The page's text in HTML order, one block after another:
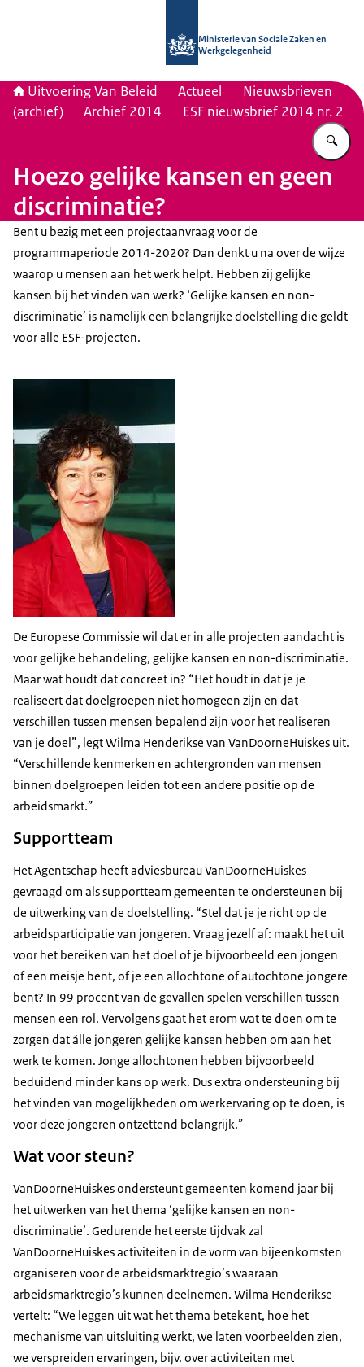
Ministerie van Sociale Zaken en
Werkgelegenheid
Uitvoering Van Beleid Actueel
Nieuwsbrieven
(archief)
Archief 2014 ESF nieuwsbrief 2014 nr. 2
Hoezo gelijke kansen en geen
discriminatie?
Bent u bezig met een projectaanvraag voor de
programmaperiode 2014-2020? Dan denkt u na over de wijze
waarop u mensen aan het werk helpt. Hebben zij gelijke
kansen bij het vinden van werk? ‘Gelijke kansen en non-
discriminatie’ is namelijk een belangrijke doelstelling die geldt
voor alle ESF-projecten.
De Europese Commissie wil dat er in alle projecten aandacht is
voor gelijke behandeling, gelijke kansen en non-discriminatie.
Maar wat houdt dat concreet in? “Het houdt in dat je je
realiseert dat doelgroepen niet homogeen zijn en dat
verschillen tussen mensen bepalend zijn voor het realiseren
van je doel”, legt Wilma Henderikse van VanDoorneHuiskes uit.
“Verschillende kenmerken en achtergronden van mensen
binnen doelgroepen leiden tot een andere positie op de
arbeidsmarkt.”
Supportteam
Het Agentschap heeft adviesbureau VanDoorneHuiskes
gevraagd om als supportteam gemeenten te ondersteunen bij
de uitwerking van de doelstelling. “Stel dat je je richt op de
arbeidsparticipatie van jongeren. Vraag jezelf af: maakt het uit
voor het bereiken van het doel of je bijvoorbeeld een jongen
of een meisje bent, of je een allochtone of autochtone jongere
bent? In 99 procent van de gevallen spelen verschillen tussen
mensen een rol. Vervolgens gaat het erom wat te doen om te
zorgen dat álle jongeren gelijke kansen hebben om aan het
werk te komen. Jonge allochtonen hebben bijvoorbeeld
beduidend minder kans op werk. Dus extra ondersteuning bij
het vinden van mogelijkheden om werkervaring op te doen, is
voor deze jongeren ontzettend belangrijk.”
Wat voor steun?
VanDoorneHuiskes ondersteunt gemeenten komend jaar bij
het uitwerken van het thema ‘gelijke kansen en non-
discriminatie’. Gedurende het eerste tijdvak zal
VanDoorneHuiskes activiteiten in de vorm van bijeenkomsten
organiseren voor de arbeidsmarktregio’s waaraan
arbeidsmarktregio’s kunnen deelnemen. Wilma Henderikse
vertelt: “We leggen uit wat het thema betekent, hoe het
mechanisme van uitsluiting werkt, we laten voorbeelden zien,
we verspreiden ervaringen, bijv. over activiteiten met